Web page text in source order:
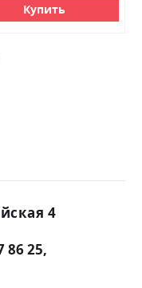
Купить
4
86 25